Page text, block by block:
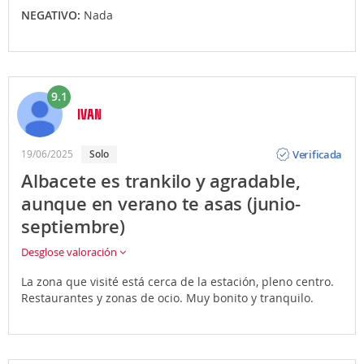
NEGATIVO: Nada
9.1
IVAN
19/06/2025 Solo
Verificada
Albacete es trankilo y agradable,
aunque en verano te asas (junio-
septiembre)
Desglose valoración
La zona que visité está cerca de la estación, pleno centro.
Restaurantes y zonas de ocio. Muy bonito y tranquilo.